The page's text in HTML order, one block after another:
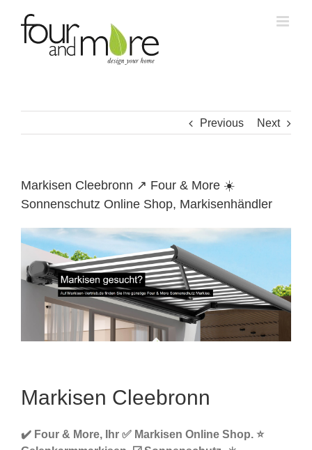
content
Previous Next
Markisen Cleebronn ↗️ Four & More ☀️
Sonnenschutz Online Shop, Markisenhändler
Markisen Cleebronn
✔️ Four & More, Ihr ✅ Markisen Online Shop. ⭐